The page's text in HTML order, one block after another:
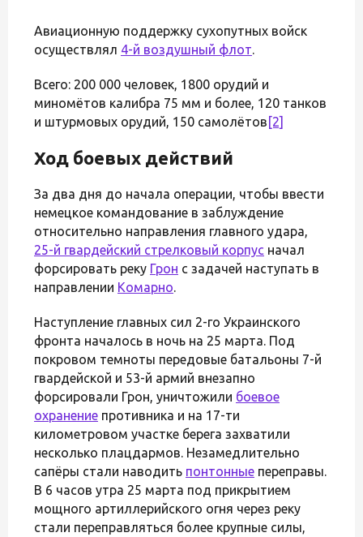
Авиационную поддержку сухопутных войск
осуществлял 4-й воздушный флот.
Всего: 200 000 человек, 1800 орудий и
миномётов калибра 75 мм и более, 120 танков
и штурмовых орудий, 150 самолётов [2]
Ход боевых действий
За два дня до начала операции, чтобы ввести
немецкое командование в заблуждение
относительно направления главного удара,
25-й гвардейский стрелковый корпус начал
форсировать реку Грон с задачей наступать в
направлении Комарно.
Наступление главных сил 2-го Украинского
фронта началось в ночь на 25 марта. Под
покровом темноты передовые батальоны 7-й
гвардейской и 53-й армий внезапно
форсировали Грон, уничтожили боевое
охранение противника и на 17-ти
километровом участке берега захватили
несколько плацдармов. Незамедлительно
сапёры стали наводить понтонные переправы.
В 6 часов утра 25 марта под прикрытием
мощного артиллерийского огня через реку
стали переправляться более крупные силы,